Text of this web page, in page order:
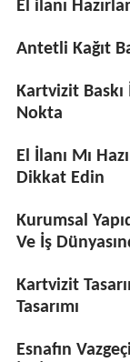
El ilanı
Antetli Kağıt
Kartvizit
Nokta
El İlanı Mı
Dikkat Edin
Kurumsal
Ve İş
Kartvizit
Tasarımı
Esnafın